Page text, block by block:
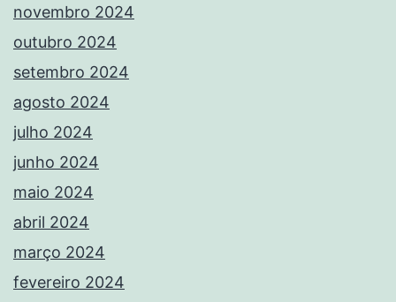
novembro 2024
outubro 2024
setembro 2024
agosto 2024
julho 2024
junho 2024
maio 2024
abril 2024
março 2024
fevereiro 2024